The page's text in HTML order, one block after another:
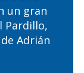
un gran
Pardillo,
Adrián